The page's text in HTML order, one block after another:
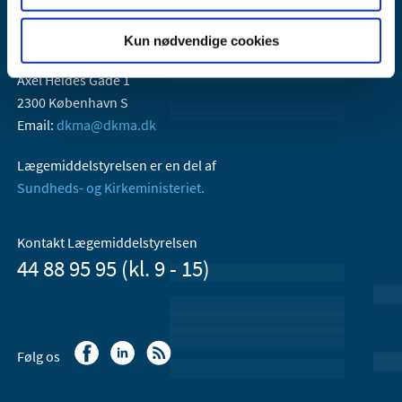
Kun nødvendige cookies
Lægemiddelstyrelsen
Axel Heides Gade 1
2300 København S
Email: dkma@dkma.dk
Lægemiddelstyrelsen er en del af
Sundheds- og Kirkeministeriet.
Kontakt Lægemiddelstyrelsen
44 88 95 95 (kl. 9 - 15)
Følg os